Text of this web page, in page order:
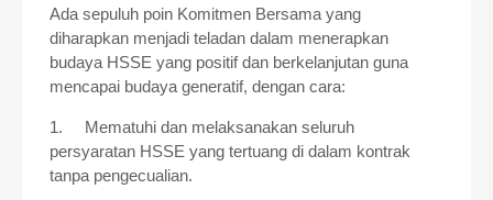
Ada sepuluh poin Komitmen Bersama yang
diharapkan menjadi teladan dalam menerapkan
budaya HSSE yang positif dan berkelanjutan guna
mencapai budaya generatif, dengan cara:
1.
Mematuhi dan melaksanakan seluruh
persyaratan HSSE yang tertuang di dalam kontrak
tanpa pengecualian.